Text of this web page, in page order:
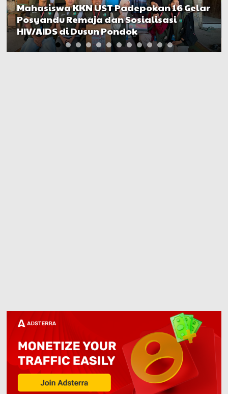
Mahasiswa KKN UST Padepokan 16 Gelar
Posyandu Remaja dan Sosialisasi
HIV/AIDS di Dusun Pondok